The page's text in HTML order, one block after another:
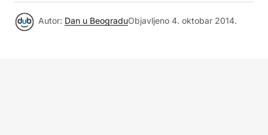
Autor: Dan u BeograduObjavljeno 4. oktobar 2014.